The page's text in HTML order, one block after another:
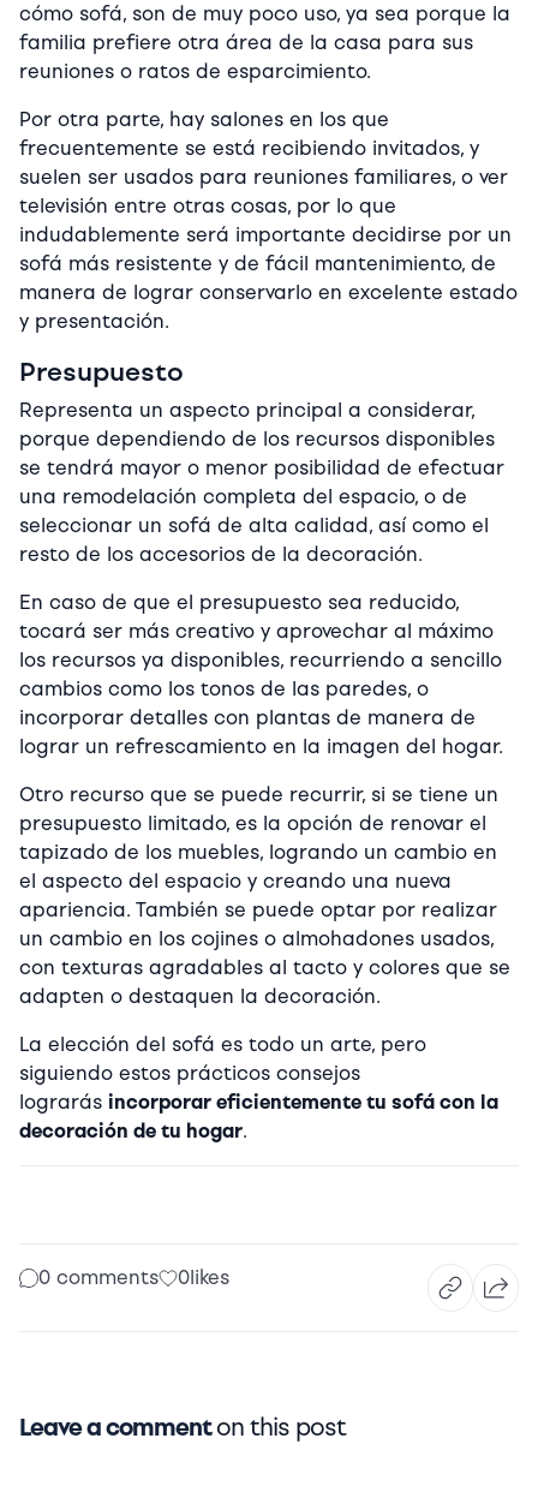
cómo sofá, son de muy poco uso, ya sea porque la
familia prefiere otra área de la casa para sus
reuniones o ratos de esparcimiento.
Por otra parte, hay salones en los que
frecuentemente se está recibiendo invitados, y
suelen ser usados para reuniones familiares, o ver
televisión entre otras cosas, por lo que
indudablemente será importante decidirse por un
sofá más resistente y de fácil mantenimiento, de
manera de lograr conservarlo en excelente estado
y presentación.
Presupuesto
Representa un aspecto principal a considerar,
porque dependiendo de los recursos disponibles
se tendrá mayor o menor posibilidad de efectuar
una remodelación completa del espacio, o de
seleccionar un sofá de alta calidad, así como el
resto de los accesorios de la decoración.
En caso de que el presupuesto sea reducido,
tocará ser más creativo y aprovechar al máximo
los recursos ya disponibles, recurriendo a sencillo
cambios como los tonos de las paredes, o
incorporar detalles con plantas de manera de
lograr un refrescamiento en la imagen del hogar.
Otro recurso que se puede recurrir, si se tiene un
presupuesto limitado, es la opción de renovar el
tapizado de los muebles, logrando un cambio en
el aspecto del espacio y creando una nueva
apariencia. También se puede optar por realizar
un cambio en los cojines o almohadones usados,
con texturas agradables al tacto y colores que se
adapten o destaquen la decoración.
La elección del sofá es todo un arte, pero
siguiendo estos prácticos consejos
lograrás incorporar eficientemente tu sofá con la
decoración de tu hogar.
0 comments 0likes
Leave a commenton this post